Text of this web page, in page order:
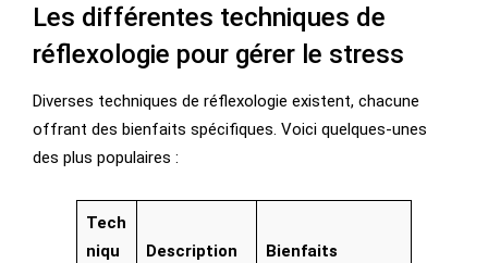
Les différentes techniques de
réflexologie pour gérer le stress
Diverses techniques de réflexologie existent, chacune
offrant des bienfaits spécifiques. Voici quelques-unes
des plus populaires :
Tech
Niqu
Description Bienfaits